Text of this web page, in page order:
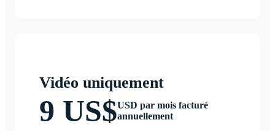
Vidéo uniquement
9 US$USD par mois facturé
annuellement